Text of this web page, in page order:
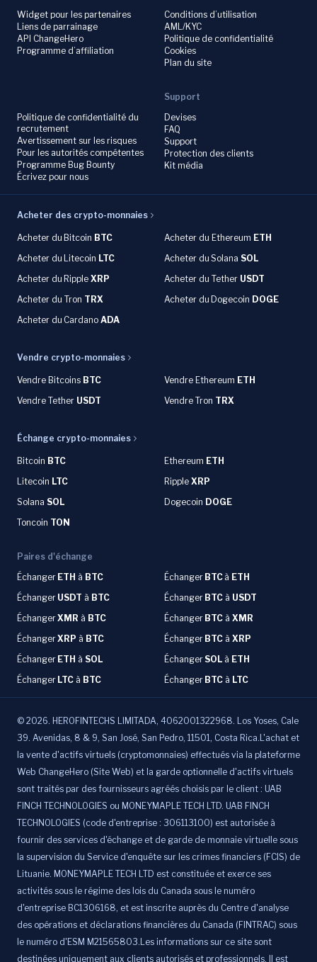
Widget pour les partenaires
Liens de parrainage
API ChangeHero
Programme d’affiliation
Conditions d’utilisation
AML/KYC
Politique de confidentialité
Cookies
Plan du site
Politique de confidentialité du
recrutement
Avertissement sur les risques
Pour les autorités compétentes
Programme Bug Bounty
Écrivez pour nous
Support
Devises
FAQ
Support
Protection des clients
Kit média
Acheter des crypto-monnaies
Acheter du Bitcoin BTC Acheter du Ethereum ETH
Acheter du Litecoin LTC Acheter du Solana SOL
Acheter du Ripple XRP Acheter du Tether USDT
Acheter du Tron TRX Acheter du Dogecoin DOGE
Acheter du Cardano ADA
Vendre crypto-monnaies
Vendre Bitcoins BTC Vendre Ethereum ETH
Vendre Tether USDT Vendre Tron TRX
Échange crypto-monnaies
Bitcoin BTC Ethereum ETH
Litecoin LTC Ripple XRP
Solana SOL Dogecoin DOGE
Toncoin TON
Paires d'échange
Échanger ETH à BTC Échanger BTC à ETH
Échanger USDT à BTC Échanger BTC à USDT
ÉchangerXMR à BTC Échanger BTC à XMR
ÉchangerXRP à BTC Échanger BTC à XRP
Échanger ETH à SOL ÉchangerSOL à ETH
Échanger LTC à BTC Échanger BTC à LTC
© 2026. HEROFINTECHS LIMITADA, 4062001322968. Los Yoses, Cale
39. Avenidas, 8 & 9, San José, San Pedro, 11501, Costa Rica.L'achat et
la vente d'actifs virtuels (cryptomonnaies) effectués via la plateforme
Web ChangeHero (Site Web) et la garde optionnelle d'actifs virtuels
sont traités par des fournisseurs agréés choisis par le client : UAB
FINCH TECHNOLOGIES ou MONEYMAPLE TECH LTD. UAB FINCH
TECHNOLOGIES (code d'entreprise : 306113100) est autorisée à
fournir des services d'échange et de garde de monnaie virtuelle sous
la supervision du Service d'enquête sur les crimes financiers (FCIS) de
Lituanie. MONEYMAPLE TECH LTD est constituée et exerce ses
activités sous le régime des lois du Canada sous le numéro
d'entreprise BC1306168, et est inscrite auprès du Centre d'analyse
des opérations et déclarations financières du Canada (FINTRAC) sous
le numéro d'ESM M21565803.Les informations sur ce site sont
destinées uniquement aux clients autorisés et professionnels. Il est